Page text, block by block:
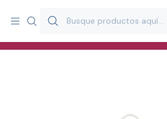
y estimulación infantil en Chile.
Especialistas en recursos educativos